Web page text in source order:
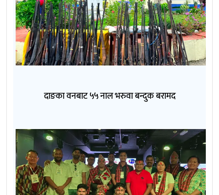
दाङका वनबाट ५५ नाल भरुवा बन्दुक बरामद